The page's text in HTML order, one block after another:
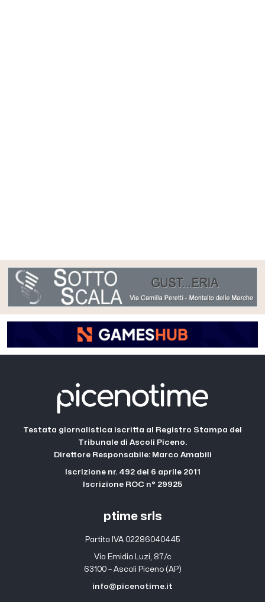
Testata giornalistica iscritta al Registro Stampa del
Tribunale di Ascoli Piceno.
Direttore Responsabile: Marco Amabili
Iscrizione nr. 492 del 6 aprile 2011
Iscrizione ROC n° 29925
ptime srls
Partita IVA 02286040445
Via Emidio Luzi, 87/c
63100 – Ascoli Piceno (AP)
info@picenotime.it